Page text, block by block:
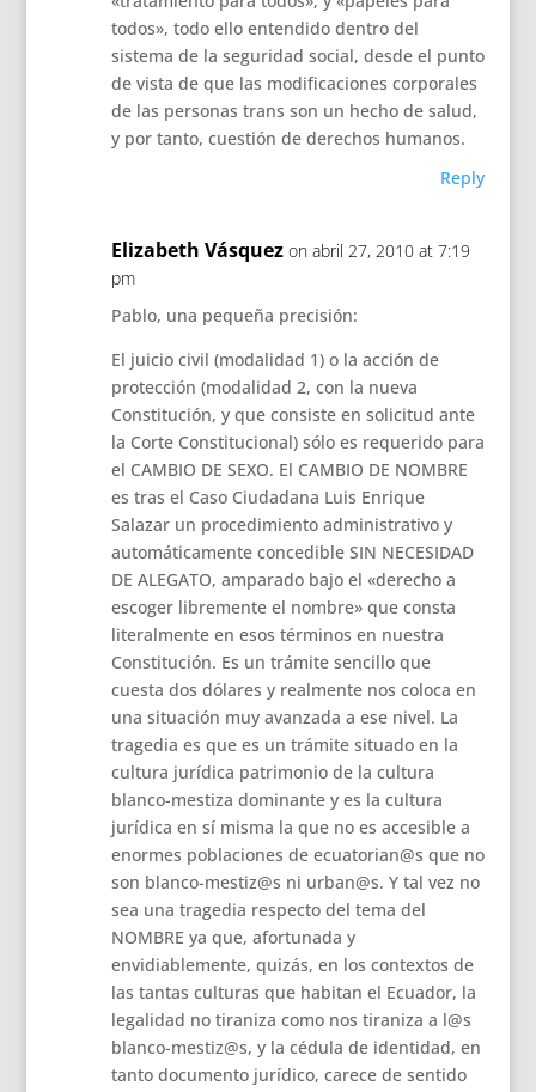
todos», todo ello entendido dentro del
sistema de la seguridad social, desde el punto
de vista de que las modificaciones corporales
de las personas trans son un hecho de salud,
y por tanto, cuestión de derechos humanos.
Reply
Elizabeth Vásquez on abril 27, 2010 at 7:19
pm
Pablo, una pequeña precisión:
El juicio civil (modalidad 1) o la acción de
protección (modalidad 2, con la nueva
Constitución, y que consiste en solicitud ante
la Corte Constitucional) sólo es requerido para
el CAMBIO DE SEXO. El CAMBIO DE NOMBRE
es tras el Caso Ciudadana Luis Enrique
Salazar un procedimiento administrativo y
automáticamente concedible SIN NECESIDAD
DE ALEGATO, amparado bajo el «derecho a
escoger libremente el nombre» que consta
literalmente en esos términos en nuestra
Constitución. Es un trámite sencillo que
cuesta dos dólares y realmente nos coloca en
una situación muy avanzada a ese nivel. La
tragedia es que es un trámite situado en la
cultura jurídica patrimonio de la cultura
blanco-mestiza dominante y es la cultura
jurídica en sí misma la que no es accesible a
enormes poblaciones de ecuatorian@s que no
son blanco-mestiz@s ni urban@s. Y tal vez no
sea una tragedia respecto del tema del
NOMBRE ya que, afortunada y
envidiablemente, quizás, en los contextos de
las tantas culturas que habitan el Ecuador, la
legalidad no tiraniza como nos tiraniza a l@s
blanco-mestiz@s, y la cédula de identidad, en
tanto documento jurídico, carece de sentido